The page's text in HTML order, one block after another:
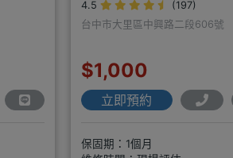
4.5
(197)
台中市大里區中興路二段606號
$1,000
立即預約
保固期：1個月